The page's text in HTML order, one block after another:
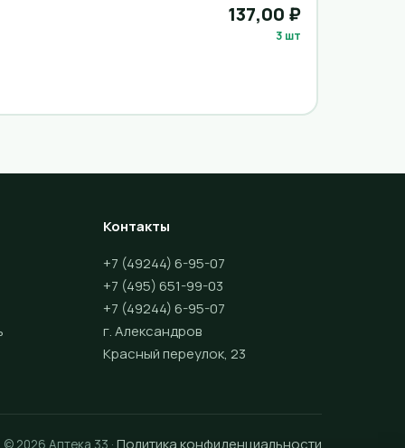
137,00 ₽
3 шт
Контакты
+7 (49244) 6-95-07
+7 (495) 651-99-03
+7 (49244) 6-95-07
г. Александров
Красный переулок, 23
© 2026 Аптека 33 · Политика конфиденциальности